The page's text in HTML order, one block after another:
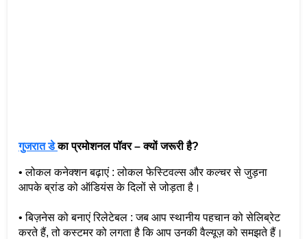
गुजरात डे का प्रमोशनल पॉवर – क्यों जरूरी है?
• लोकल कनेक्शन बढ़ाएं : लोकल फेस्टिवल्स और कल्चर से जुड़ना
आपके ब्रांड को ऑडियंस के दिलों से जोड़ता है।
• बिज़नेस को बनाएं रिलेटेबल : जब आप स्थानीय पहचान को सेलिब्रेट
करते हैं, तो कस्टमर को लगता है कि आप उनकी वैल्यूज़ को समझते हैं।